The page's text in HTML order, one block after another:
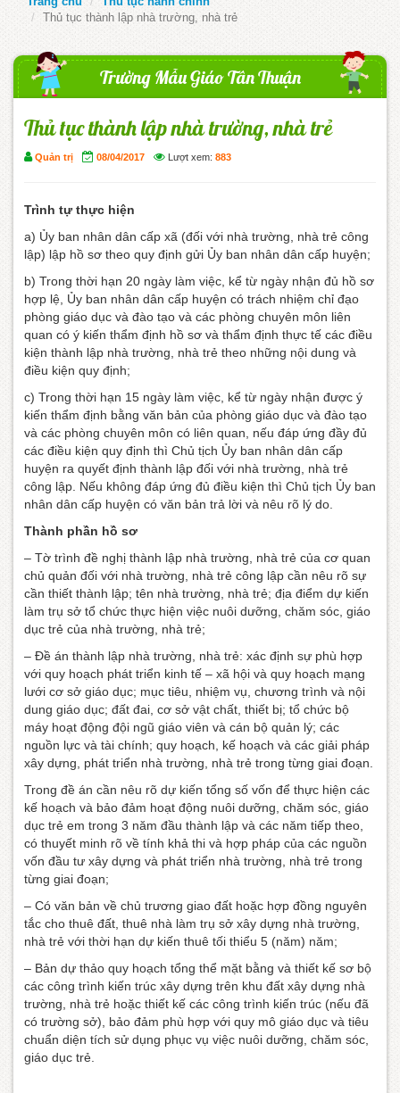
Thủ tục thành lập nhà trường, nhà trẻ
Trường Mẫu Giáo Tân Thuận
Thủ tục thành lập nhà trường, nhà trẻ
Quản trị 08/04/2017 Lượt xem: 883
Trình tự thực hiện
a) Ủy ban nhân dân cấp xã (đối với nhà trường, nhà trẻ công
lập) lập hồ sơ theo quy định gửi Ủy ban nhân dân cấp huyện;
b) Trong thời hạn 20 ngày làm việc, kể từ ngày nhận đủ hồ sơ
hợp lệ, Ủy ban nhân dân cấp huyện có trách nhiệm chỉ đạo
phòng giáo dục và đào tạo và các phòng chuyên môn liên
quan có ý kiến thẩm định hồ sơ và thẩm định thực tế các điều
kiện thành lập nhà trường, nhà trẻ theo những nội dung và
điều kiện quy định;
c) Trong thời hạn 15 ngày làm việc, kể từ ngày nhận được ý
kiến thẩm định bằng văn bản của phòng giáo dục và đào tạo
và các phòng chuyên môn có liên quan, nếu đáp ứng đầy đủ
các điều kiện quy định thì Chủ tịch Ủy ban nhân dân cấp
huyện ra quyết định thành lập đối với nhà trường, nhà trẻ
công lập. Nếu không đáp ứng đủ điều kiện thì Chủ tịch Ủy ban
nhân dân cấp huyện có văn bản trả lời và nêu rõ lý do.
Thành phần hồ sơ
– Tờ trình đề nghị thành lập nhà trường, nhà trẻ của cơ quan
chủ quản đối với nhà trường, nhà trẻ công lập cần nêu rõ sự
cần thiết thành lập; tên nhà trường, nhà trẻ; địa điểm dự kiến
làm trụ sở tổ chức thực hiện việc nuôi dưỡng, chăm sóc, giáo
dục trẻ của nhà trường, nhà trẻ;
– Đề án thành lập nhà trường, nhà trẻ: xác định sự phù hợp
với quy hoạch phát triển kinh tế – xã hội và quy hoạch mạng
lưới cơ sở giáo dục; mục tiêu, nhiệm vụ, chương trình và nội
dung giáo dục; đất đai, cơ sở vật chất, thiết bị; tổ chức bộ
máy hoạt động đội ngũ giáo viên và cán bộ quản lý; các
nguồn lực và tài chính; quy hoạch, kế hoạch và các giải pháp
xây dựng, phát triển nhà trường, nhà trẻ trong từng giai đoạn.
Trong đề án cần nêu rõ dự kiến tổng số vốn để thực hiện các
kế hoạch và bảo đảm hoạt động nuôi dưỡng, chăm sóc, giáo
dục trẻ em trong 3 năm đầu thành lập và các năm tiếp theo,
có thuyết minh rõ về tính khả thi và hợp pháp của các nguồn
vốn đầu tư xây dựng và phát triển nhà trường, nhà trẻ trong
từng giai đoạn;
– Có văn bản về chủ trương giao đất hoặc hợp đồng nguyên
tắc cho thuê đất, thuê nhà làm trụ sở xây dựng nhà trường,
nhà trẻ với thời hạn dự kiến thuê tối thiểu 5 (năm) năm;
– Bản dự thảo quy hoạch tổng thể mặt bằng và thiết kế sơ bộ
các công trình kiến trúc xây dựng trên khu đất xây dựng nhà
trường, nhà trẻ hoặc thiết kế các công trình kiến trúc (nếu đã
có trường sở), bảo đảm phù hợp với quy mô giáo dục và tiêu
chuẩn diện tích sử dụng phục vụ việc nuôi dưỡng, chăm sóc,
giáo dục trẻ.